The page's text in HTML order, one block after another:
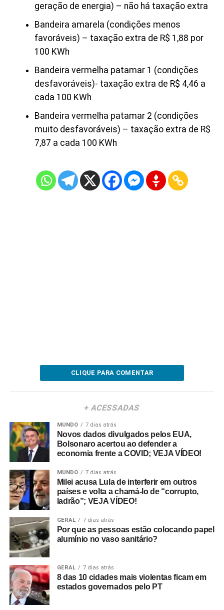
geração de energia) – não há taxação extra
Bandeira amarela (condições menos
favoráveis) – taxação extra de R$ 1,88 por
100 KWh
Bandeira vermelha patamar 1 (condições
desfavoráveis)- taxação extra de R$ 4,46 a
cada 100 KWh
Bandeira vermelha patamar 2 (condições
muito desfavoráveis) – taxação extra de R$
7,87 a cada 100 KWh
CLIQUE PARA COMENTAR
+ ACESSADAS
MUNDO 7 dias atrás
Novos dados divulgados pelos EUA,
Bolsonaro acertou ao defender a
economia frente a COVID; VEJA VÍDEO!
MUNDO 7 dias atrás
Milei acusa Lula de interferir em outros
países e volta a chamá-lo de “corrupto,
ladrão”; VEJA VÍDEO!
GERAL 7 dias atrás
Por que as pessoas estão colocando papel
alumínio no vaso sanitário?
GERAL 7 dias atrás
8 das 10 cidades mais violentas ficam em
estados governados pelo PT